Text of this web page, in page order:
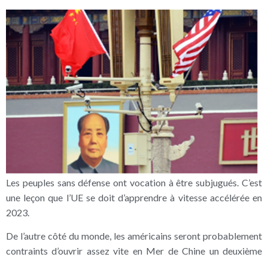
Les peuples sans défense ont vocation à être subjugués. C’est
une leçon que l’UE se doit d’apprendre à vitesse accélérée en
2023.
De l’autre côté du monde, les américains seront probablement
contraints d’ouvrir assez vite en Mer de Chine un deuxième